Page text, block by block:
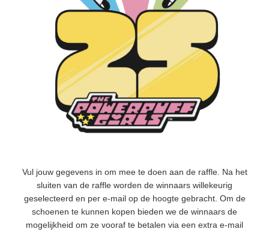
Vul jouw gegevens in om mee te doen aan de raffle. Na het
sluiten van de raffle worden de winnaars willekeurig
geselecteerd en per e-mail op de hoogte gebracht. Om de
schoenen te kunnen kopen bieden we de winnaars de
mogelijkheid om ze vooraf te betalen via een extra e-mail